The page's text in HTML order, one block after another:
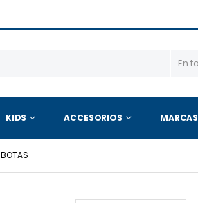
KIDS ACCESORIOS MARCAS
BOTAS